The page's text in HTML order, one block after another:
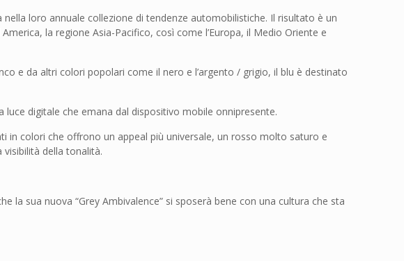
loro annuale collezione di tendenze automobilistiche. Il risultato è un
la regione Asia-Pacifico, così come l’Europa, il Medio Oriente e
e da altri colori popolari come il nero e l’argento / grigio, il blu è destinato
digitale che emana dal dispositivo mobile onnipresente.
in colori che offrono un appeal più universale, un rosso molto saturo e
visibilità della tonalità.
la sua nuova “Grey Ambivalence” si sposerà bene con una cultura che sta